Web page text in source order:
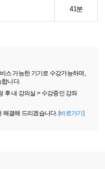
41분
스 가능한 기기로 수강가능하며,
니다.
후 내 강의실 > 수강중인 강좌
해결해 드리겠습니다.[바로가기]